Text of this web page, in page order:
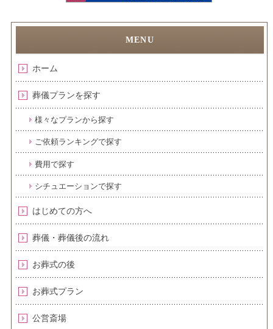
ホーム
葬儀プランを探す
様々なプランから探す
ご依頼ランキングで探す
費用で探す
シチュエーションで探す
はじめての方へ
葬儀・葬儀後の流れ
お葬式の後
お葬式プラン
公営斎場